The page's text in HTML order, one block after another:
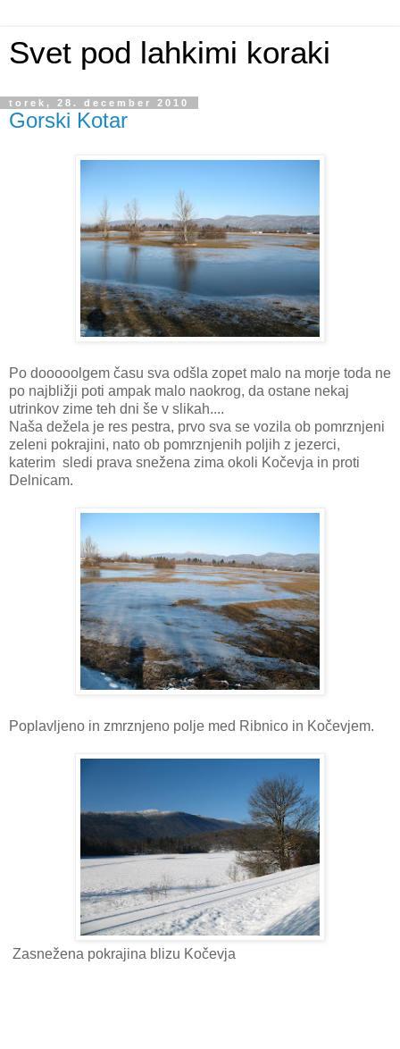
Svet pod lahkimi koraki
torek, 28. december 2010
Gorski Kotar
Po dooooolgem času sva odšla zopet malo na morje toda ne
po najbližji poti ampak malo naokrog, da ostane nekaj
utrinkov zime teh dni še v slikah....
Naša dežela je res pestra, prvo sva se vozila ob pomrznjeni
zeleni pokrajini, nato ob pomrznjenih poljih z jezerci,
katerim sledi prava snežena zima okoli Kočevja in proti
Delnicam.
Poplavljeno in zmrznjeno polje med Ribnico in Kočevjem.
Zasnežena pokrajina blizu Kočevja